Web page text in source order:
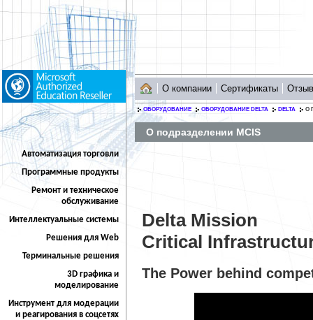
Автоматизация торговли
Программные продукты
Ремонт и техническое
обслуживание
Интеллектуальные системы
Решения для Web
Терминальные решения
3D графика и
моделирование
Инструмент для модерации
и реагирования в соцсетях
О компании Сертификаты
ОБОРУДОВАНИЕ ОБОРУДОВАНИЕ DELTA DELTA О
О подразделении MCIS
Delta Mission
Critical
The Power behind